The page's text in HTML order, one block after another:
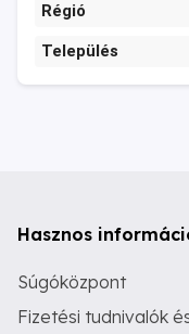
Régió
Település
Hasznos
Súgóközpont
Fizetési tudnivalók